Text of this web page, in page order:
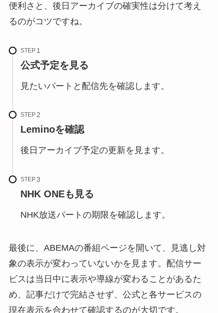
便利さと、後日アーカイブの確実性は分けて考え
るのがコツですね。
STEP
公式予定を見る
見たいパートと配信先を確認します。
STEP
Leminoを確認
後日アーカイブ予定の更新を見ます。
STEP
NHK ONEも見る
NHK放送パートの期限を確認します。
最後に、ABEMAの番組ページを開いて、見逃し対
象の表示が変わっていないかを見ます。配信サー
ビスは当日中に表示や導線が変わることがあるた
め、記事だけで完結させず、公式と各サービスの
現在表示を合わせて確認するのが大切です。